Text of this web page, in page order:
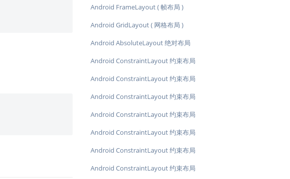
Android FrameLayout ( 帧布局 )
Android GridLayout ( 网格布局 )
Android AbsoluteLayout 绝对布局
Android ConstraintLayout 约束布局
Android ConstraintLayout 约束布局
Android ConstraintLayout 约束布局
Android ConstraintLayout 约束布局
Android ConstraintLayout 约束布局
Android ConstraintLayout 约束布局
Android ConstraintLayout 约束布局